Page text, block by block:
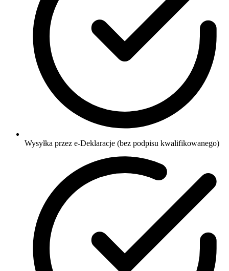
Wysyłka przez e-Deklaracje (bez podpisu kwalifikowanego)